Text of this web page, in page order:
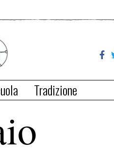
Tradizione